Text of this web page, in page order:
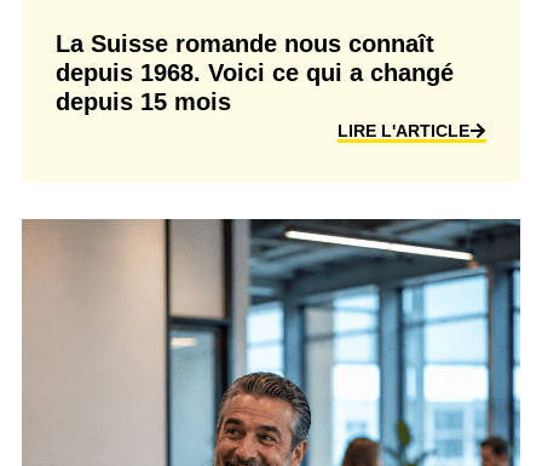
La Suisse romande nous connaît
depuis 1968. Voici ce qui a changé
depuis 15 mois
LIRE L'ARTICLE